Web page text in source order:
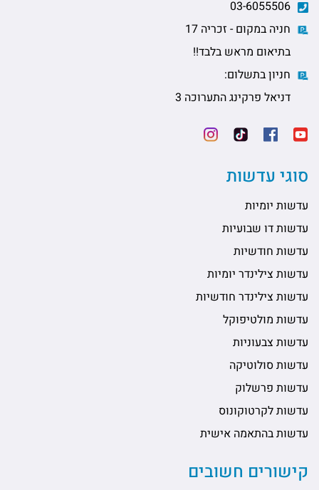
חניה במקום - זכריה 17
בתיאום מראש בלבד!!
חניון בתשלום:
דניאל פרקינג התערוכה 3
סוגי עדשות
עדשות יומיות
עדשות דו שבועיות
עדשות חודשיות
עדשות צילינדר יומיות
עדשות צילינדר חודשיות
עדשות מולטיפוקל
עדשות צבעוניות
עדשות סולוטיקה
עדשות פרשלוק
עדשות לקרטוקונוס
עדשות בהתאמה אישית
קישורים חשובים